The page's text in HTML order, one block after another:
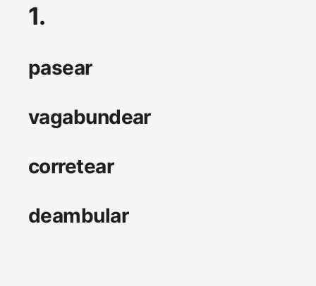
1.
pasear
vagabundear
corretear
deambular